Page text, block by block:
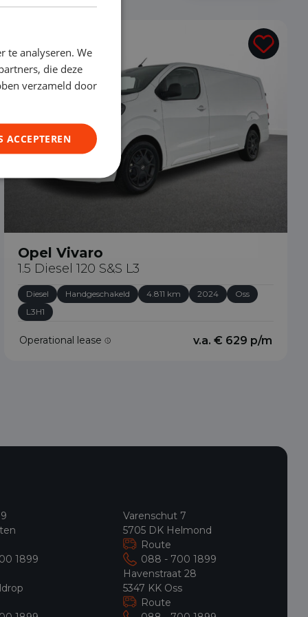
Opel Vivaro
1.5 Diesel 120 S&S L3
Diesel Handgeschakeld 4.811 km 2024
Oss
L3H1
Operational lease v.a. € 629 p/m
1899
Varenschut 7
5705 DK Helmond
Route
088 - 700 1899
Havenstraat 28
5347 KK Oss
Route
te analyseren. We
die deze
verzameld door
ACCEPTEREN